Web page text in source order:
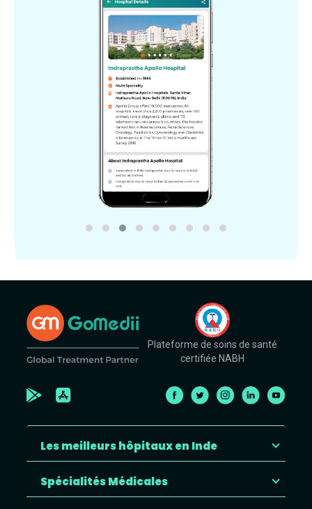
Plateforme de soins de santé
certifiée NABH
Les meilleurs hôpitaux en Inde
Spécialités Médicales